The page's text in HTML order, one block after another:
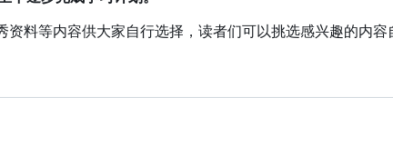
料等内容供大家自行选择，读者们可以挑选感兴趣的内容